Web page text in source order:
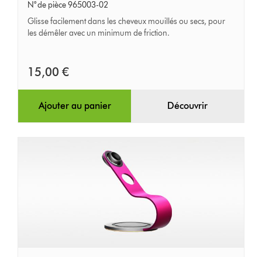
(Noir/Nickel)
N° de pièce 965003-02
Glisse facilement dans les cheveux mouillés ou secs, pour
les démêler avec un minimum de friction.
15,00 €
Ajouter au panier Découvrir